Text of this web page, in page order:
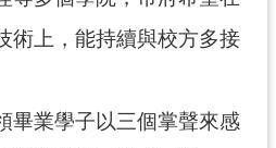
術上，能持續與校方多接
畢業學子以三個掌聲來感